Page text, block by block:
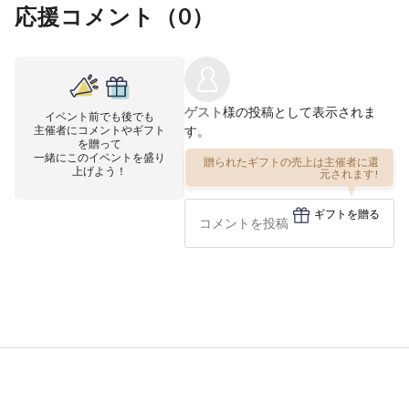
応援コメント（0）
イベント前でも後でも
主催者にコメントやギフト
を贈って
一緒にこのイベントを盛り
上げよう！
ゲスト様の投稿として表示されま
す。
贈られたギフトの売上は主催者に還
元されます!
ギフトを贈る